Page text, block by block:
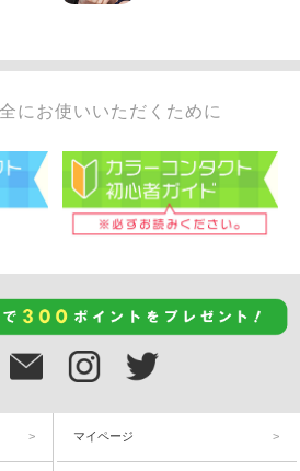
にお使いいただくために
マイページ